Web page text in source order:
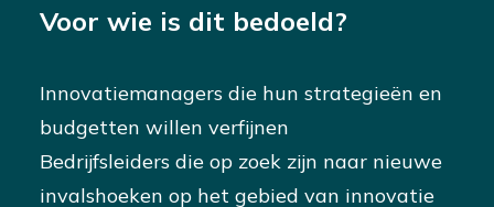
Voor wie is dit bedoeld?
Innovatiemanagers die hun strategieën en
budgetten willen verfijnen
Bedrijfsleiders die op zoek zijn naar nieuwe
invalshoeken op het gebied van innovatie